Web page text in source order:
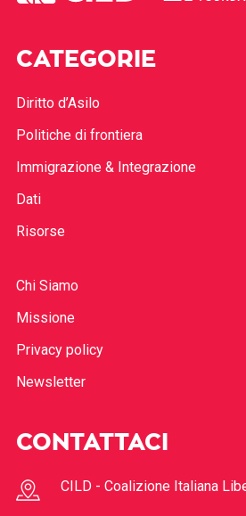
CATEGORIE
Diritto d’Asilo
Politiche di frontiera
Immigrazione & Integrazione
Dati
Risorse
Chi Siamo
Missione
Privacy policy
Newsletter
CONTATTACI
CILD - Coalizione Italiana